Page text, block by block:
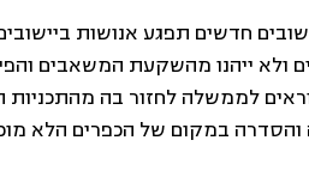
חדשים תפגע אנושות
ולא ייהנו מהשקעת המשאבים
לממשלה לחזור בה מהתכניות
והסדרה במקום של הכפרים הלא